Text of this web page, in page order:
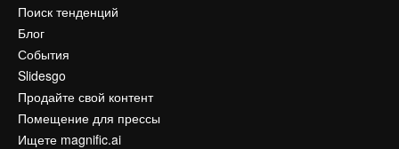
Поиск тенденций
Блог
События
Slidesgo
Продайте свой контент
Помещение для прессы
Ищете magnific.ai